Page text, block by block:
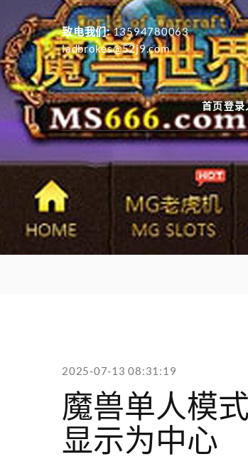
致电我们: 13594780063
ladbrokes@52j9.com
首页登
2025-07-13 08:31:19
魔兽单人模
显示为中心